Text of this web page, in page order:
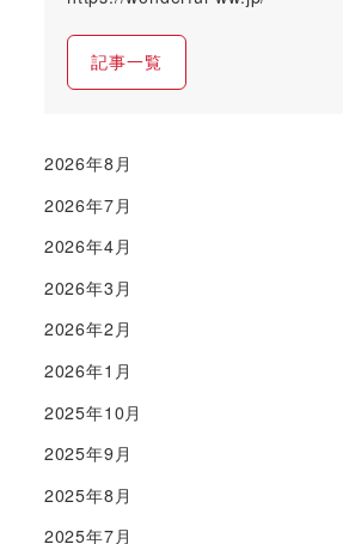
記事一覧
2026年8月
2026年7月
2026年4月
2026年3月
2026年2月
2026年1月
2025年10月
2025年9月
2025年8月
2025年7月